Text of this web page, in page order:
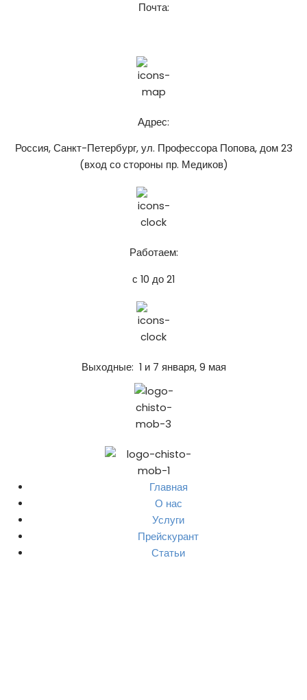
Почта:
Адрес:
Россия, Санкт-Петербург, ул. Профессора Попова, дом 23
(вход со стороны пр. Медиков)
Работаем:
с 10 до 21
Выходные: 1 и 7 января, 9 мая
Главная
О нас
Услуги
Прейскурант
Статьи